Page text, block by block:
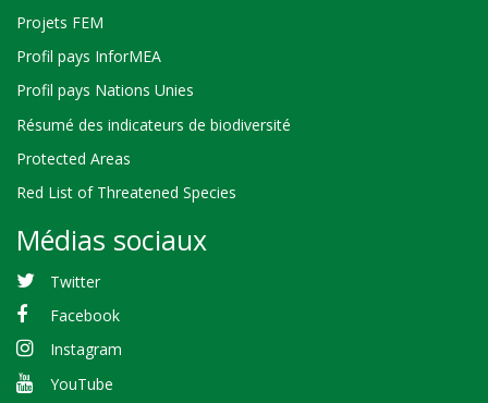
Projets FEM
Profil pays InforMEA
Profil pays Nations Unies
Résumé des indicateurs de biodiversité
Protected Areas
Red List of Threatened Species
Médias sociaux
Twitter
Facebook
Instagram
YouTube